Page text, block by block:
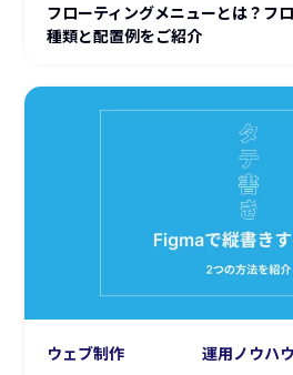
フローティングメニューとは？フ
種類と配置例をご紹介
ウェブ制作 運用ノウハウ